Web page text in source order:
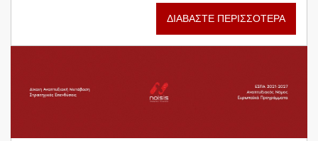
ΔΙΑΒΑΣΤΕ ΠΕΡΙΣΣΟΤΕΡΑ